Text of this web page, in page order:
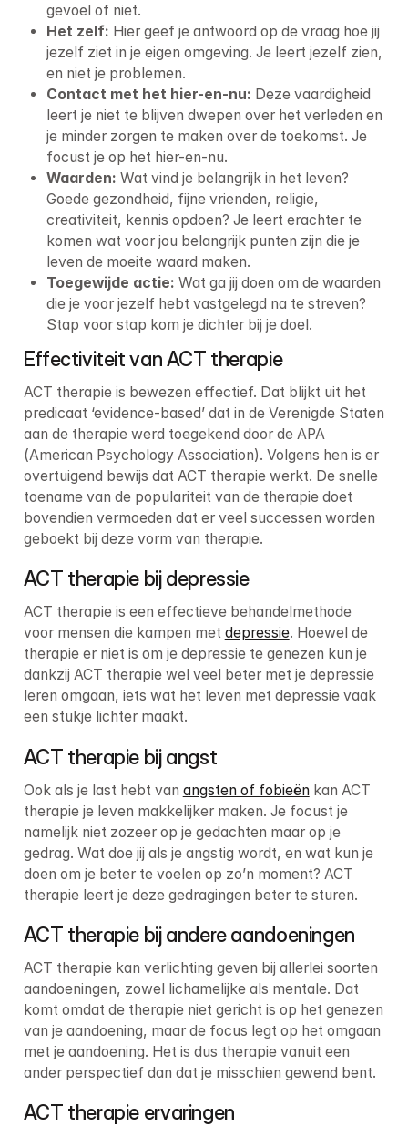
gevoel of niet.
Het zelf: Hier geef je antwoord op de vraag hoe jij
jezelf ziet in je eigen omgeving. Je leert jezelf zien,
en niet je problemen.
Contact met het hier-en-nu: Deze vaardigheid
leert je niet te blijven dwepen over het verleden en
je minder zorgen te maken over de toekomst. Je
focust je op het hier-en-nu.
Waarden: Wat vind je belangrijk in het leven?
Goede gezondheid, fijne vrienden, religie,
creativiteit, kennis opdoen? Je leert erachter te
komen wat voor jou belangrijk punten zijn die je
leven de moeite waard maken.
Toegewijde actie: Wat ga jij doen om de waarden
die je voor jezelf hebt vastgelegd na te streven?
Stap voor stap kom je dichter bij je doel.
Effectiviteit van ACT therapie
ACT therapie is bewezen effectief. Dat blijkt uit het
predicaat ‘evidence-based’ dat in de Verenigde Staten
aan de therapie werd toegekend door de APA
(American Psychology Association). Volgens hen is er
overtuigend bewijs dat ACT therapie werkt. De snelle
toename van de populariteit van de therapie doet
bovendien vermoeden dat er veel successen worden
geboekt bij deze vorm van therapie.
ACT therapie bij depressie
ACT therapie is een effectieve behandelmethode
voor mensen die kampen met depressie. Hoewel de
therapie er niet is om je depressie te genezen kun je
dankzij ACT therapie wel veel beter met je depressie
leren omgaan, iets wat het leven met depressie vaak
een stukje lichter maakt.
ACT therapie bij angst
Ook als je last hebt van angsten of fobieën kan ACT
therapie je leven makkelijker maken. Je focust je
namelijk niet zozeer op je gedachten maar op je
gedrag. Wat doe jij als je angstig wordt, en wat kun je
doen om je beter te voelen op zo’n moment? ACT
therapie leert je deze gedragingen beter te sturen.
ACT therapie bij andere aandoeningen
ACT therapie kan verlichting geven bij allerlei soorten
aandoeningen, zowel lichamelijke als mentale. Dat
komt omdat de therapie niet gericht is op het genezen
van je aandoening, maar de focus legt op het omgaan
met je aandoening. Het is dus therapie vanuit een
ander perspectief dan dat je misschien gewend bent.
ACT therapie ervaringen